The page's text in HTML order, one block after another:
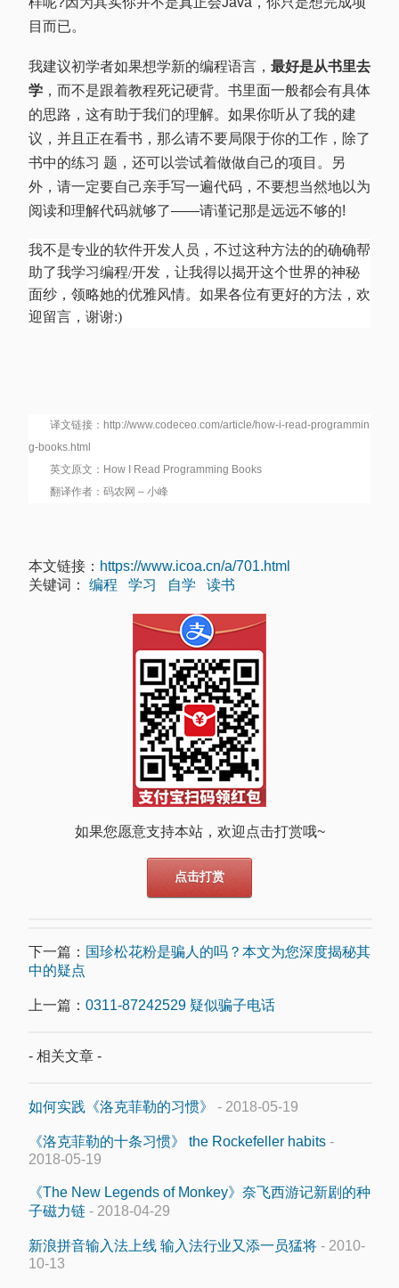
目而已。
我建议初学者如果想学新的编程语言， 最好是从书里去
学 ，而不是跟着教程死记硬背。书里面一般都会有具体
的思路，这有助于我们的理解。如果你听从了我的建
议，并且正在看书，那么请不要局限于你的工作，除了
书中的练习 题，还可以尝试着做做自己的项目。另
外，请一定要自己亲手写一遍代码，不要想当然地以为
阅读和理解代码就够了——请谨记那是远远不够的!
我不是专业的软件开发人员，不过这种方法的的确确帮
助了我学习编程/开发，让我得以揭开这个世界的神秘
面纱，领略她的优雅风情。如果各位有更好的方法，欢
迎留言，谢谢:)
译文链接：http://www.codeceo.com/article/how-i-read-programmin
g-books.html
英文原文：How I Read Programming Books
翻译作者：码农网 – 小峰
本文链接： https://www.icoa.cn/a/701.html
关键词： 编程 学习 自学 读书
如果您愿意支持本站，欢迎点击打赏哦~
点击打赏
下一篇： 国珍松花粉是骗人的吗？本文为您深度揭秘其
中的疑点
上一篇： 0311-87242529 疑似骗子电话
- 相关文章 -
如何实践《洛克菲勒的习惯》 - 2018-05-19
《洛克菲勒的十条习惯》 the Rockefeller habits -
2018-05-19
《The New Legends of Monkey》奈飞西游记新剧的种
子磁力链 - 2018-04-29
新浪拼音输入法上线 输入法行业又添一员猛将 - 2010-
10-13